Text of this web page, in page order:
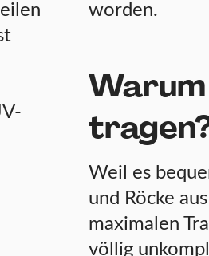
worden.
Weil es
und Röcke
maximalen
völlig